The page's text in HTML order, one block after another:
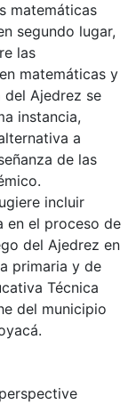
matemáticas
segundo lugar,
las
matemáticas y
del Ajedrez se
instancia,
a
de las
incluir
en el proceso de
del Ajedrez en
primaria y de
Técnica
del municipio